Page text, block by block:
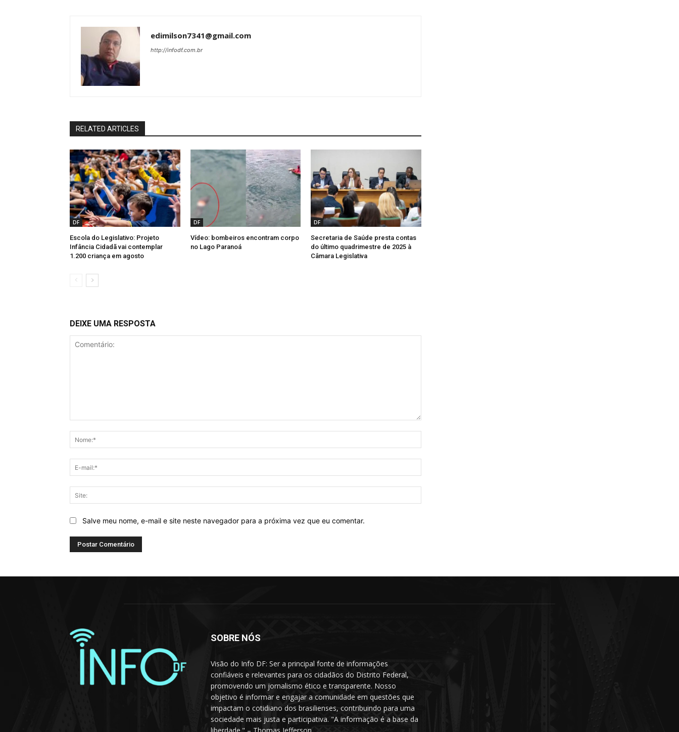
edimilson7341@gmail.com
http://infodf.com.br
RELATED ARTICLES
DF
Escola do Legislativo: Projeto
Infância Cidadã vai contemplar
1.200 criança em agosto
DF
Vídeo: bombeiros encontram corpo
no Lago Paranoá
DF
Secretaria de Saúde presta contas
do último quadrimestre de 2025 à
Câmara Legislativa
DEIXE UMA RESPOSTA
mail:*
Salve meu nome, e-mail e site neste navegador para a próxima vez que eu comentar.
SOBRE NÓS
Visão do Info DF: Ser a principal fonte de informações
confiáveis e relevantes para os cidadãos do Distrito Federal,
promovendo um jornalismo ético e transparente. Nosso
objetivo é informar e engajar a comunidade em questões que
impactam o cotidiano dos brasilienses, contribuindo para uma
sociedade mais justa e participativa. "A informação é a base da